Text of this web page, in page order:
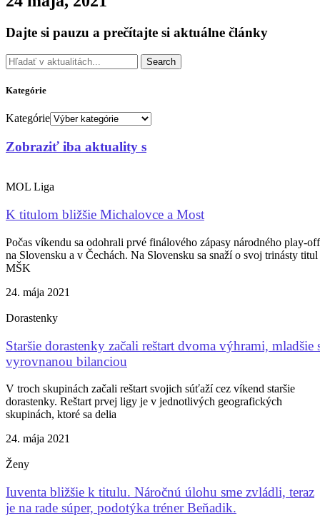
Dajte si pauzu a prečítajte si aktuálne články
Search
Kategórie
Kategórie
Zobraziť iba aktuality s
MOL Liga
K titulom bližšie Michalovce a Most
Počas víkendu sa odohrali prvé finálového zápasy národného play-off
na Slovensku a v Čechách. Na Slovensku sa snaží o svoj trinásty titul
MŠK
24. mája 2021
Dorastenky
Staršie dorastenky začali reštart dvoma výhrami, mladšie
vyrovnanou bilanciou
V troch skupinách začali reštart svojich súťaží cez víkend staršie
dorastenky. Reštart prvej ligy je v jednotlivých geografických
skupinách, ktoré sa delia
24. mája 2021
Ženy
Iuventa bližšie k titulu. Náročnú úlohu sme zvládli, teraz
je na rade súper, podotýka tréner Beňadik.